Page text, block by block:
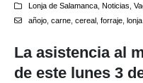
Lonja de Salamanca, Noticias
añojo, carne, cereal, forraje,
La asistencia al
de este lunes 3